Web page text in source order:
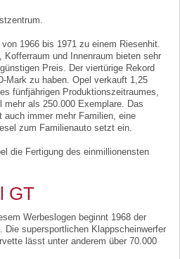
1966 bis 1971 zu einem Riesenhit.
und Innenraum bieten sehr
Preis. Der viertürige Rekord
Mark zu haben. Opel verkauft 1,25
fünfjährigen Produktionszeitraumes,
als 250.000 Exemplare. Das
auch immer mehr Familien, eine
zum Familienauto setzt ein.
die Fertigung des einmillionensten
GT
Werbeslogen beginnt 1968 der
supersportlichen Klappscheinwerfer
lässt unter anderem über 70.000